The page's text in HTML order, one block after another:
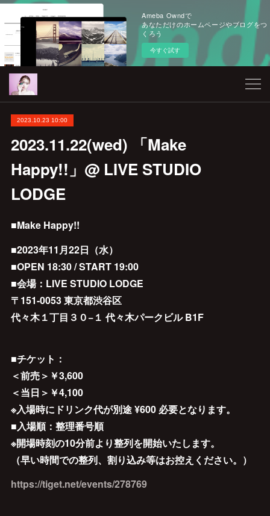
Ameba Owndで
あなただけのホームページやブログをつ
くろう
今すぐ試す
2023.10.23 10:00
2023.11.22(wed) 「Make
Happy!!」@ LIVE STUDIO
LODGE
■Make Happy!!
■2023年11月22日（水）
■OPEN 18:30 / START 19:00
■会場：LIVE STUDIO LODGE
〒151-0053 東京都渋谷区
代々木１丁目３０−１ 代々木パークビル B1F
■チケット：
＜前売＞￥3,600
＜当日＞￥4,100
※入場時にドリンク代が別途 ¥600 必要となります。
■入場順：整理番号順
※開場時刻の10分前より整列を開始いたします。
（早い時間での整列、割り込み等はお控えください。）
https://tiget.net/events/278769